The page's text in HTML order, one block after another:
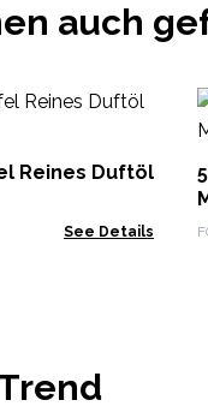
auch
Reines Duftöl
See Details